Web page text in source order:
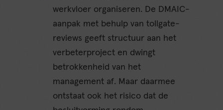
werkvloer organiseren. De DMAIC-
aanpak met behulp van tollgate-
reviews geeft structuur aan het
verbeterproject en dwingt
betrokkenheid van het
management af. Maar daarmee
ontstaat ook het risico dat de